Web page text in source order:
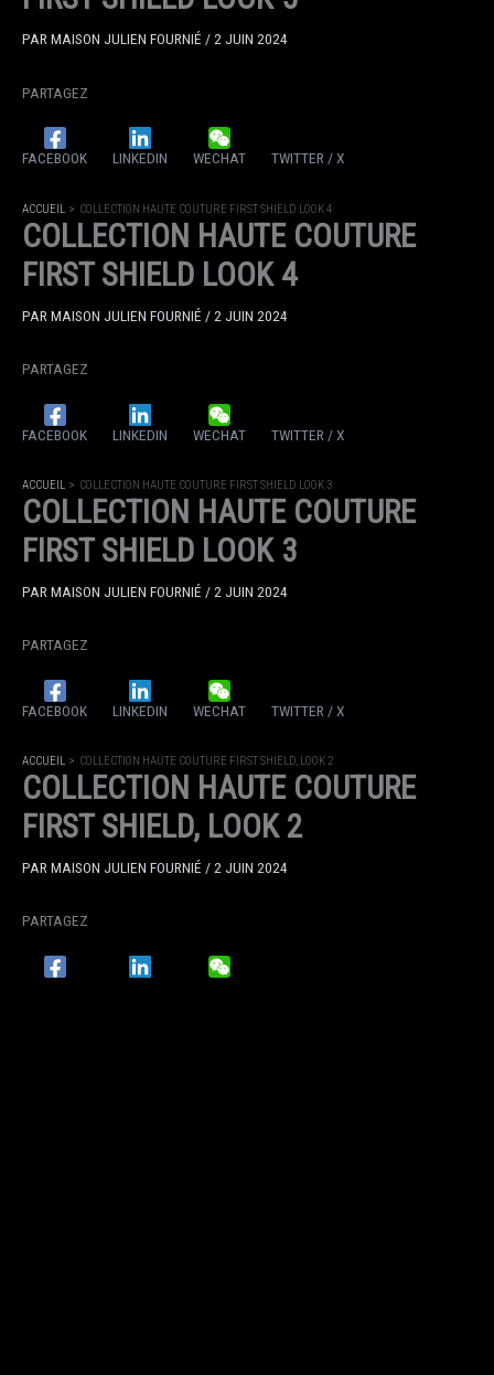
PARMAISON JULIEN FOURNIÉ /2 JUIN 2024
PARTAGEZ
FACEBOOK LINKEDIN WECHAT TWITTER / X
ACCUEIL COLLECTION HAUTE COUTURE FIRST SHIELD LOOK 4
COLLECTION HAUTE COUTURE
FIRST SHIELD LOOK 4
PAR MAISON JULIEN FOURNIÉ /2 JUIN 2024
PARTAGEZ
FACEBOOK LINKEDIN WECHAT TWITTER / X
ACCUEIL COLLECTION HAUTE COUTURE FIRST SHIELD LOOK 3
COLLECTION HAUTE COUTURE
FIRST SHIELD LOOK 3
PAR MAISON JULIEN FOURNIÉ /2 JUIN 2024
PARTAGEZ
FACEBOOK LINKEDIN WECHAT TWITTER / X
ACCUEIL COLLECTION HAUTE COUTURE FIRST SHIELD, LOOK 2
COLLECTION HAUTE COUTURE
FIRST SHIELD, LOOK 2
PAR MAISON JULIEN FOURNIÉ /2 JUIN 2024
PARTAGEZ